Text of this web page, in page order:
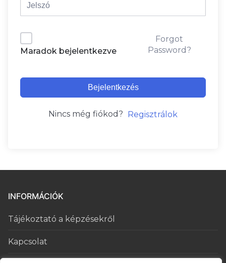
Maradok bejelentkezve
Forgot
Password?
Bejelentkezés
Nincs még fiókod? Regisztrálok
INFORMÁCIÓK
Tájékoztató a képzésekről
Kapcsolat